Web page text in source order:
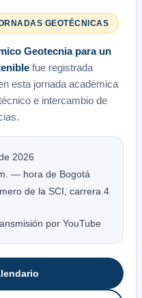
GEOTÉCNICAS
Geotecnia para un
fue registrada
esta jornada académica
e intercambio de
2026
— hora de Bogotá
de la SCI, carrera 4
por YouTube